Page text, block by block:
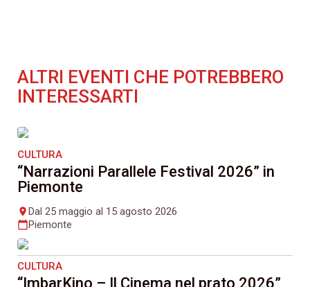
ALTRI EVENTI CHE POTREBBERO
INTERESSARTI
CULTURA
“Narrazioni Parallele Festival 2026” in
Piemonte
placeDal 25 maggio al 15 agosto 2026
calendar_todayPiemonte
CULTURA
“ImbarKino – Il Cinema nel prato 2026”